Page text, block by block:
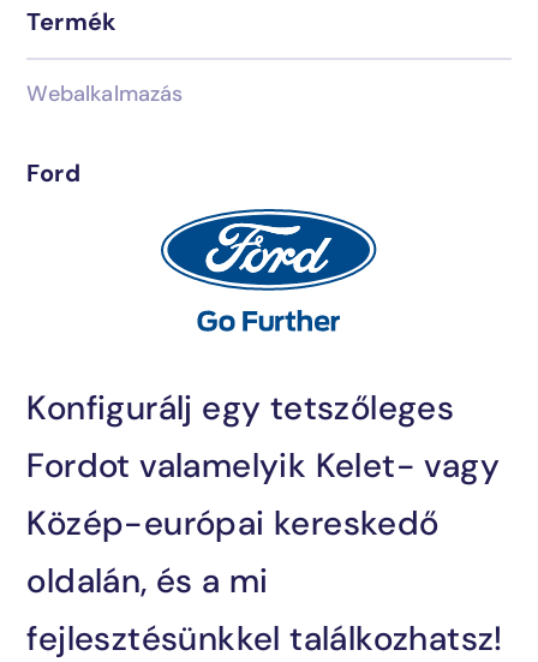
Ipari megoldások
AI-integráció
Megtalálta, amit keresett?
Lépjen velünk kapcsolatba és mi segítünk!
sales@encosoft.hu
Kapcsolat
Termék
Webalkalmazás
Ford
Konfigurálj egy tetszőleges
Fordot valamelyik Kelet- vagy
Közép-európai kereskedő
oldalán, és a mi
fejlesztésünkkel találkozhatsz!